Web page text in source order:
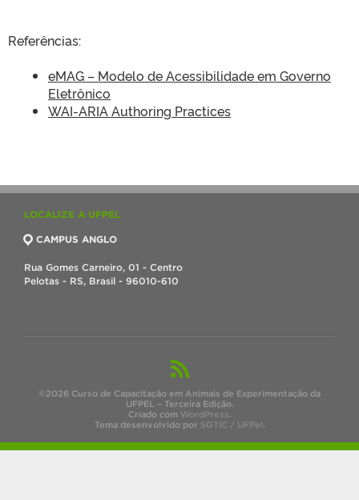
Referências:
eMAG – Modelo de Acessibilidade em Governo
Eletrônico
WAI-ARIA Authoring Practices
LOCALIZE A UFPEL
CAMPUS ANGLO
Rua Gomes Carneiro, 01 - Centro
Pelotas - RS, Brasil - 96010-610
©2026 Curso de Capacitação em Animais de Experimentação da
UFPEL – Terceira Edição.
Criado com WordPress.
Tema desenvolvido por SGTIC / UFPel.